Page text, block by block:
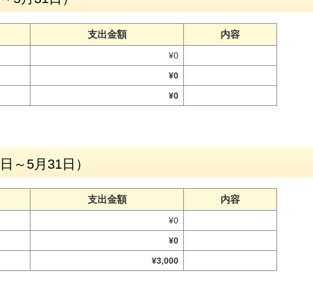
支出金額 内容
¥0
¥0
¥0
～5月31日）
支出金額 内容
¥0
¥0
¥3,000